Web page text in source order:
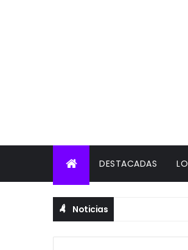
DESTACADAS
Noticias